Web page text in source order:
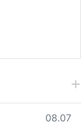
등록일
08.07